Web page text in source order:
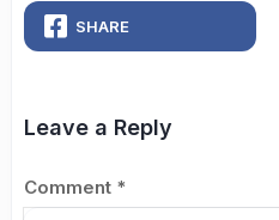
SHARE
Leave a Reply
Comment *